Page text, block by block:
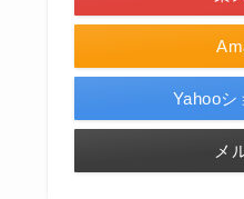
Yahooシ
メ